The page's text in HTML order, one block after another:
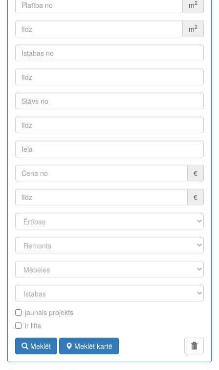
m2
m2
€
€
jaunais projekts
ir lifts
Meklēt Meklēt kartē